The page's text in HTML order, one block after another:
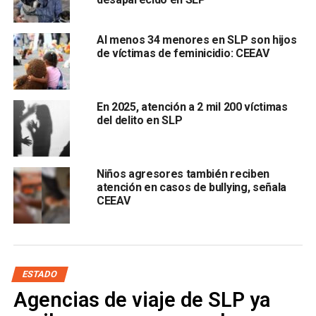
conclusiones,
víctima tenía “baja credibilidad” debido a que tenía
inconsistencias .
“No porque me lo dijo el niño le voy a creer (…)
persona
”, dijo durante el interrogatorio la testigo de la
defensa.
historia de vida complicada”y encontró que la víctima
presentaba ansiedad elevada, agresividad, inestabilidad y
afectaciones sexuales; sin embargo,
hecho denunciado”
Al menos 34 menores en SLP son hijos
de víctimas de feminicidio: CEEAV
En 2025, atención a 2 mil 200 víctimas
del delito en SLP
Niños agresores también reciben
atención en casos de bullying, señala
CEEAV
ESTADO
Agencias de viaje de SLP ya